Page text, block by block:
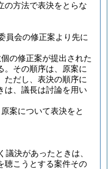
の方法で表決をとらな
員会の修正案より先に
の修正案が提出された
その順序は、原案に
ただし、表決の順序に
は、議長は討論を用い
案について表決をと
決があったときは、
聴こうとする案件その